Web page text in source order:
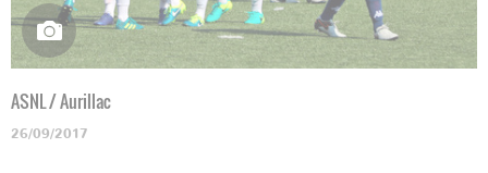
ASNL / Aurillac
26/09/2017